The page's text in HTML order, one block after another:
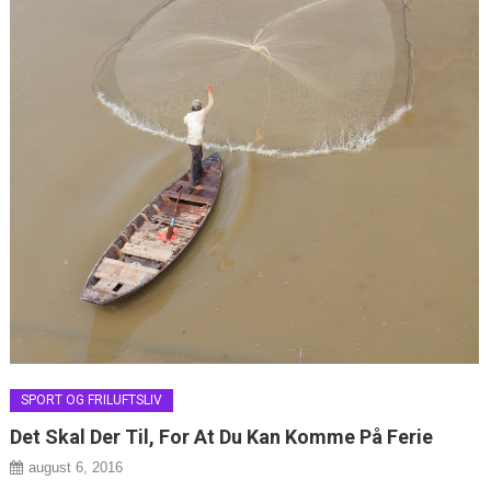
SPORT OG FRILUFTSLIV
Det Skal Der Til, For At Du Kan Komme På Ferie
august 6, 2016